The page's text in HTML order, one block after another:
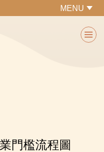
MENU
門檻流程圖